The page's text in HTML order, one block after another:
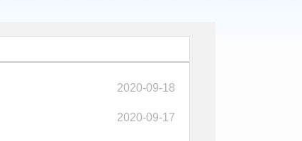
2020-09-18
2020-09-17